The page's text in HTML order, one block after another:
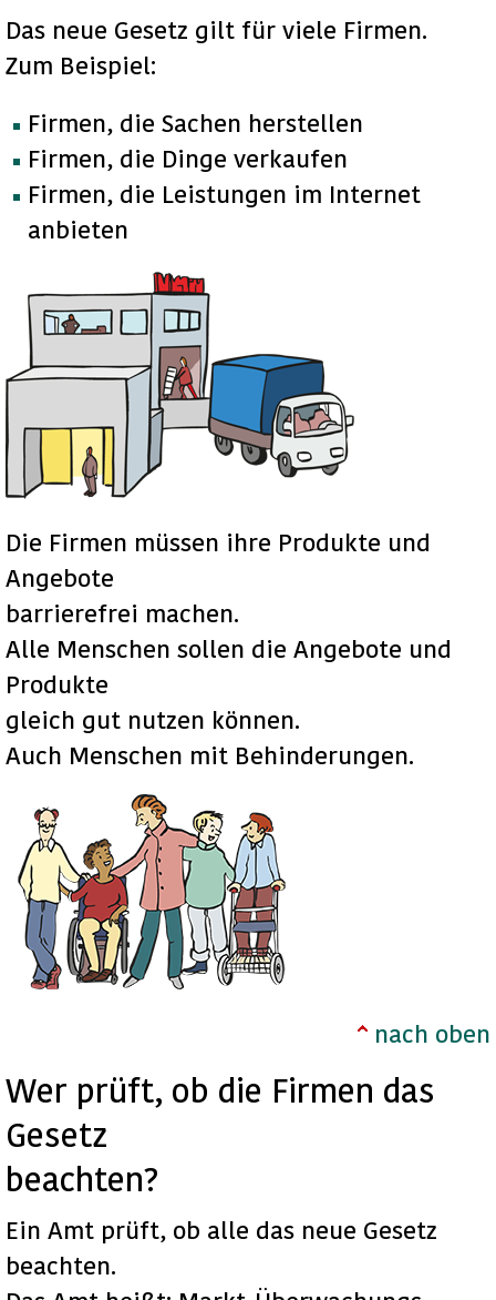
Das neue Gesetz gilt für viele Firmen.
Zum Beispiel:
Firmen, die Sachen herstellen
Firmen, die Dinge verkaufen
Firmen, die Leistungen im Internet
anbieten
Die Firmen müssen ihre Produkte und
Angebote
barrierefrei machen.
Alle Menschen sollen die Angebote und
Produkte
gleich gut nutzen können.
Auch Menschen mit Behinderungen.
nach oben
Wer prüft, ob die Firmen das
Gesetz
beachten?
Ein Amt prüft, ob alle das neue Gesetz
beachten.